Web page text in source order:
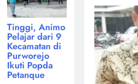
Tinggi, Animo
Pelajar dari 9
Kecamatan di
Purworejo
Ikuti Popda
Petanque